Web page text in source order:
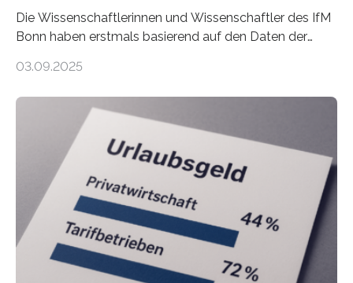
Die Wissenschaftlerinnen und Wissenschaftler des IfM
Bonn haben erstmals basierend auf den Daten der
Landkreise mit den meisten Gründungen von
ist demnach Berlin. Betrachtet man nur die Gründungen
der Freiberuflerinnen, so liegt Leipzig an der Spitze. In
Berlin starteten in 2024 die meisten Personen in eine
eigene freiberufliche Existenz, dahinter folgten die
Städte Hamburg, München und Köln. Betrachtet man
hingegen die Existenzgründungsintensität – die Anzahl
der freiberuflichen Gründungen je…
03.09.2025